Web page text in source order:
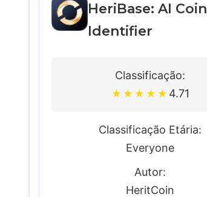
HeriBase: AI Coin
Identifier
Classificação:
★ ★ ★ ★ ★ 4.71
Classificação Etária:
Everyone
Autor:
HeritCoin